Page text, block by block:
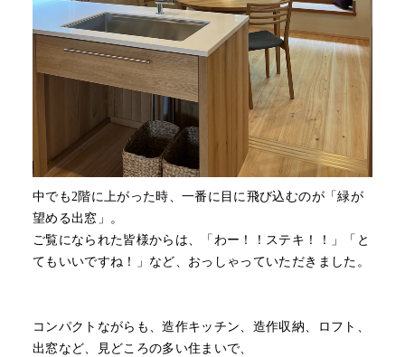
中でも2階に上がった時、一番に目に飛び込むのが「緑が
望める出窓」。
ご覧になられた皆様からは、「わー！！ステキ！！」「と
てもいいですね！」など、おっしゃっていただきました。
コンパクトながらも、造作キッチン、造作収納、ロフト、
出窓など、見どころの多い住まいで、